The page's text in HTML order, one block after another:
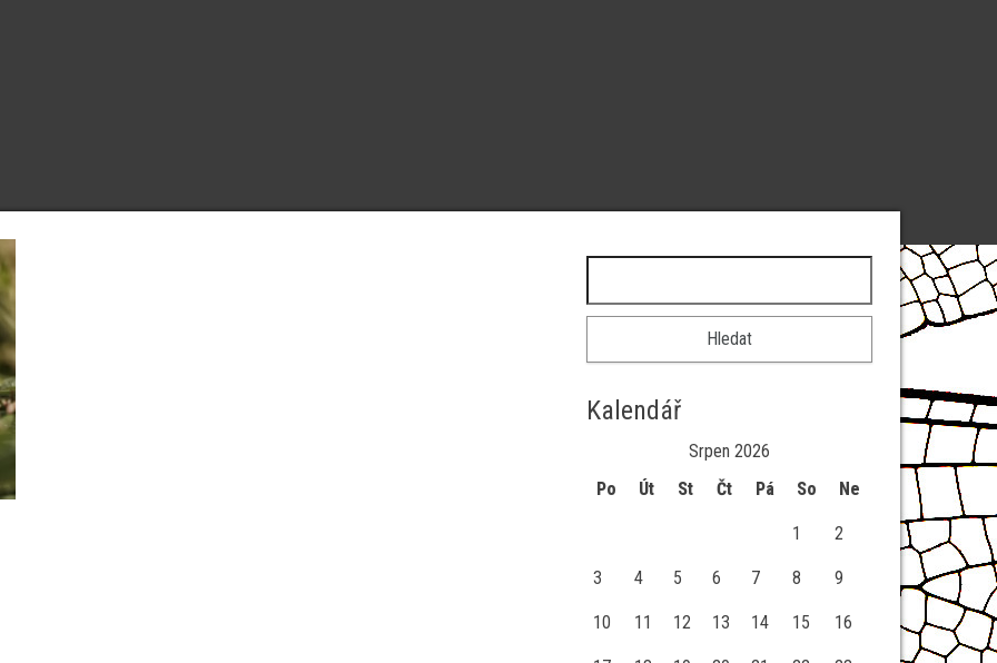
Kalendář
Srpen 2026
Po
Út St Čt Pá So Ne
1 2
3 4 5 6 7 8 9
10 11 12 13 14 15 16